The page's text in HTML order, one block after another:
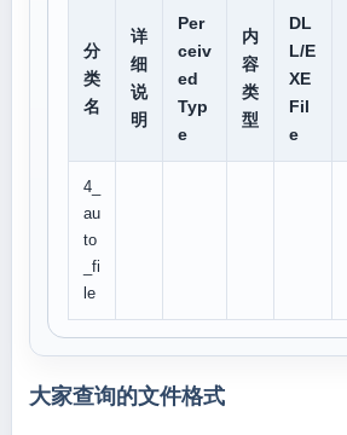
分
类
名
详
细
说
明
Per
ceiv
ed
Typ
e
内
容
类
型
DL
L/E
XE
Fil
e
4_
au
to
_fi
le
大家查询的文件格式